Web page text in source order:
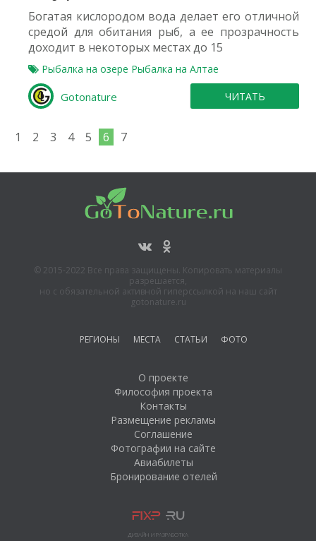
Богатая кислородом вода делает его отличной
средой для обитания рыб, а ее прозрачность
доходит в некоторых местах до 15
Рыбалка на озере Рыбалка на Алтае
Gotonature ЧИТАТЬ
1 2 3 4 5 6 7
© 2015-2022 Все права защищены. Копировать материалы
разрешается,
но с обязательной активной гиперссылкой на наш сайт
gotonature.ru
РЕГИОНЫ МЕСТА СТАТЬИ ФОТО
О проекте
Философия проекта
Контакты
Размещение рекламы
Соглашение
Фотографии на сайте
Авиабилеты
Бронирование отелей
ДИЗАЙН И РАЗРАБОТКА